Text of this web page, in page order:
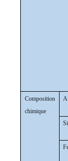
Composition
chimique